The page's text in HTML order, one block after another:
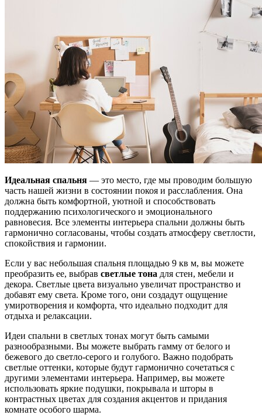
Идеальная спальня — это место, где мы проводим большую
часть нашей жизни в состоянии покоя и расслабления. Она
должна быть комфортной, уютной и способствовать
поддержанию психологического и эмоционального
равновесия. Все элементы интерьера спальни должны быть
гармонично согласованы, чтобы создать атмосферу светлости,
спокойствия и гармонии.
Если у вас небольшая спальня площадью 9 кв м, вы можете
преобразить ее, выбрав светлые тона для стен, мебели и
декора. Светлые цвета визуально увеличат пространство и
добавят ему света. Кроме того, они создадут ощущение
умиротворения и комфорта, что идеально подходит для
отдыха и релаксации.
Идеи спальни в светлых тонах могут быть самыми
разнообразными. Вы можете выбрать гамму от белого и
бежевого до светло-серого и голубого. Важно подобрать
светлые оттенки, которые будут гармонично сочетаться с
другими элементами интерьера. Например, вы можете
использовать яркие подушки, покрывала и шторы в
контрастных цветах для создания акцентов и придания
комнате особого шарма.